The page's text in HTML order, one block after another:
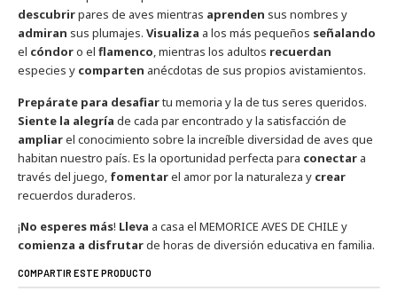
descubrirpares de aves mientras aprenden sus nombres y
admiran sus plumajes. Visualiza a los más pequeños señalando
el cóndoro el flamenco, mientras los adultos recuerdan
especies y comparten anécdotas de sus propios avistamientos.
Prepárate para desafiartu memoria y la de tus seres queridos.
Siente la alegría de cada par encontrado y la satisfacción de
ampliarel conocimiento sobre la increíble diversidad de aves que
habitan nuestro país. Es la oportunidad perfecta para conectara
través del juego, fomentarel amor por la naturaleza y crear
recuerdos duraderos.
¡No esperes más! Lleva a casa el MEMORICE AVES DE CHILE y
comienza a disfrutarde horas de diversión educativa en familia.
COMPARTIR ESTE PRODUCTO